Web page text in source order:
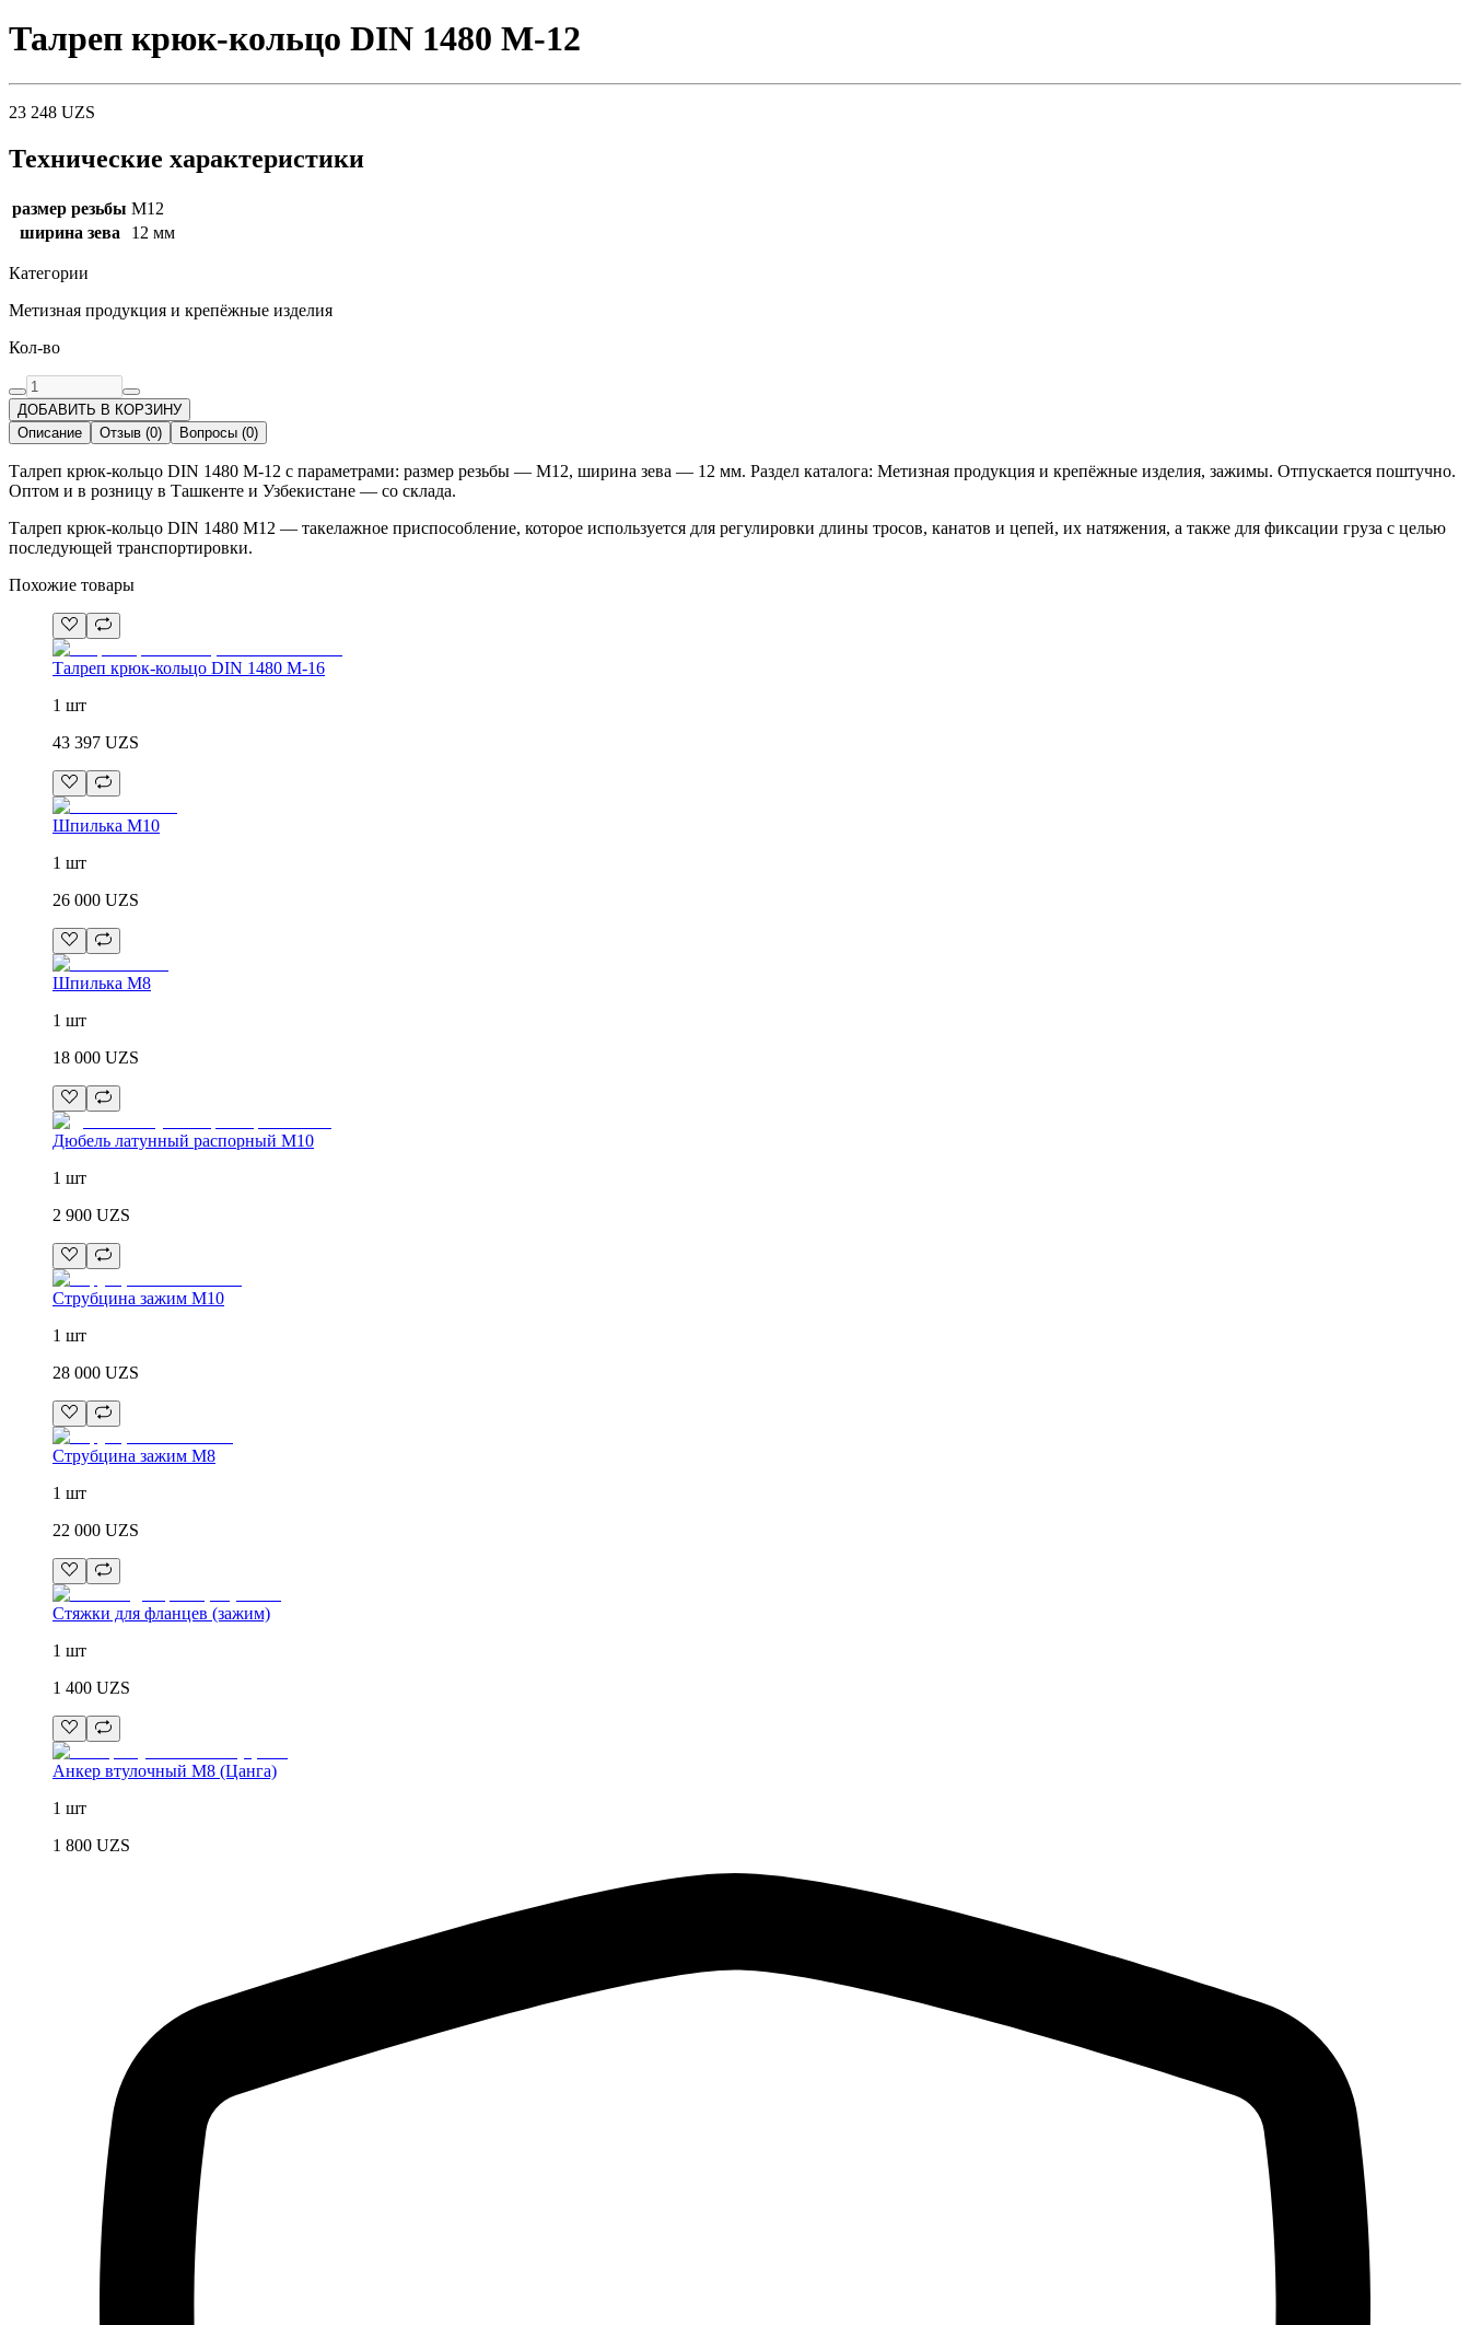
Талреп крюк-кольцо DIN 1480 М-12
23 248 UZS
Технические характеристики
размер резьбы М12
ширина зева
12 мм
Категории
Метизная продукция и крепёжные изделия
Кол-во
ДОБАВИТЬ В КОРЗИНУ
Описание
Отзыв (0) Вопросы (0)
Талреп крюк-кольцо DIN 1480 М-12 с параметрами: размер резьбы — М12, ширина зева — 12 мм. Раздел каталога: Метизная продукция и крепёжные изделия, зажимы. Отпускается поштучно.
Оптом и в розницу в Ташкенте и Узбекистане — со склада.
Талреп крюк-кольцо DIN 1480 М12 — такелажное приспособление, которое используется для регулировки длины тросов, канатов и цепей, их натяжения, а также для фиксации груза с целью
последующей транспортировки.
Похожие товары
Талреп крюк-кольцо DIN 1480 М-16
1 шт
43 397 UZS
Шпилька М10
1 шт
26 000 UZS
Шпилька М8
1 шт
18 000 UZS
Дюбель латунный распорный М10
1 шт
2 900 UZS
Струбцина зажим М10
1 шт
28 000 UZS
Струбцина зажим М8
1 шт
22 000 UZS
Стяжки для фланцев (зажим)
1 шт
1 400 UZS
Анкер втулочный М8 (Цанга)
1 шт
1 800 UZS